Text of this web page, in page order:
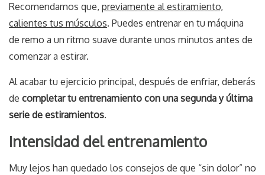
Recomendamos que, previamente al estiramiento,
calientes tus músculos. Puedes entrenar en tu máquina
de remo a un ritmo suave durante unos minutos antes de
comenzar a estirar.
Al acabar tu ejercicio principal, después de enfriar, deberás
de completar tu entrenamiento con una segunda y última
serie de estiramientos.
Intensidad del entrenamiento
Muy lejos han quedado los consejos de que “sin dolor” no